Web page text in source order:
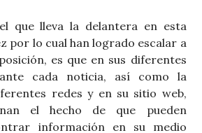
que lleva la delantera en esta
por lo cual han logrado escalar a
es que en sus diferentes
cada noticia, así como la
redes y en su sitio web,
el hecho de que pueden
información en su medio